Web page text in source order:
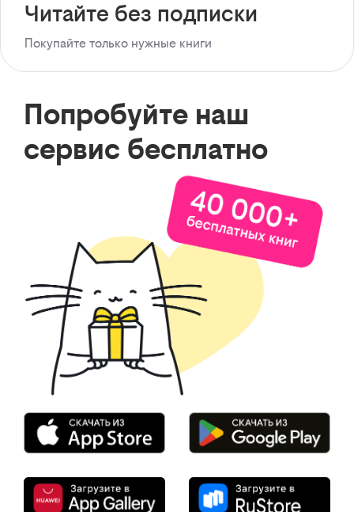
Читайте без подписки
Покупайте только нужные книги
Попробуйте наш
сервис бесплатно